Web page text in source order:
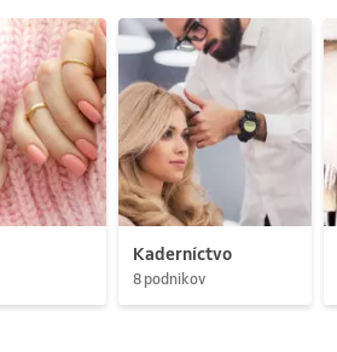
Kaderníctvo
8 podnikov